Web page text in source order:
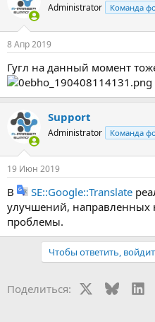
Administrator Команда
8 Апр 2019
Гугл на данный момент
Support
Administrator Команда
19 Июн 2019
В SE::Google::Translate
улучшений, направленных
проблемы.
Чтобы ответить,
Поделиться: Bluesky